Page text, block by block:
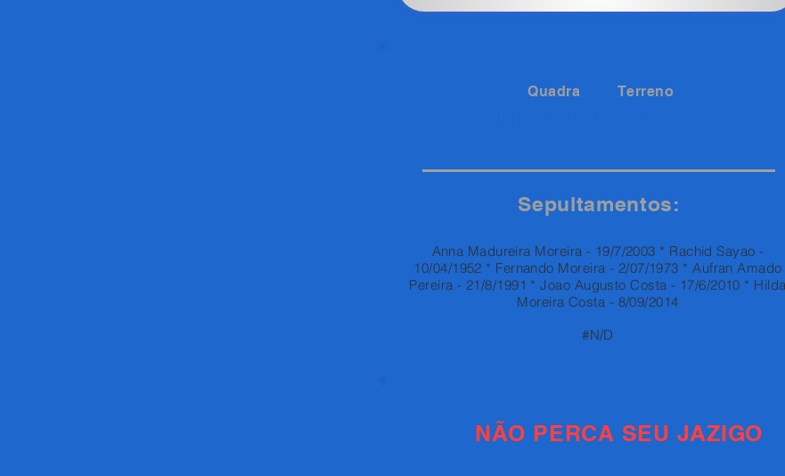
Quadra Terreno
Sepultamentos:
Anna Madureira Moreira - 19/7/2003 * Rachid Sayao -
10/04/1952 * Fernando Moreira - 2/07/1973 * Aufran Amado
Pereira - 21/8/1991 * Joao Augusto Costa - 17/6/2010 * Hilda
Moreira Costa - 8/09/2014
#N/D
NÃO PERCA SEU JAZIGO